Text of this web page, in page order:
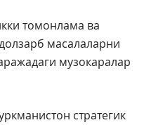
томонлама ва
масалаларни
музокаралар
стратегик